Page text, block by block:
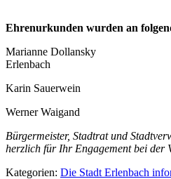
Ehrenurkunden wurden an
Marianne Dollansky
Erlenbach
Karin Sauerwein
Werner Waigand
Bürgermeister, Stadtrat und
herzlich für Ihr Engagement bei der
Kategorien: Die Stadt Erlenbach